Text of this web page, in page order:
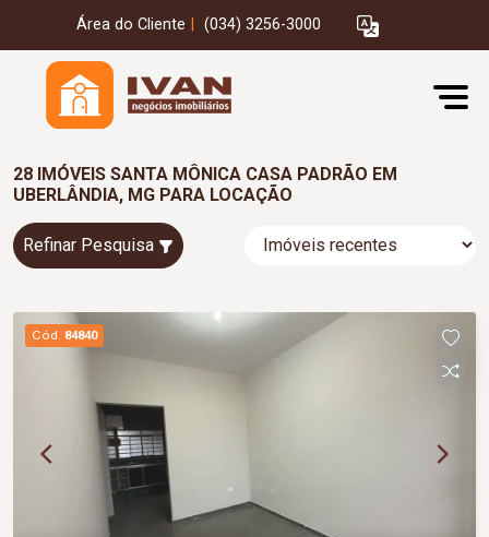
Área do Cliente (034) 3256-3000
28 IMÓVEIS SANTA MÔNICA CASA PADRÃO EM
UBERLÂNDIA, MG PARA LOCAÇÃO
Refinar Pesquisa
Cód. 84840